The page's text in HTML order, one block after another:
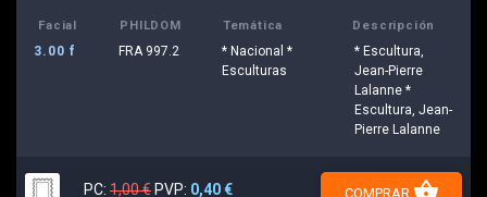
Facial PHILDOM Temática Descripción
3.00 f FRA 997.2
* Nacional *
Esculturas
* Escultura,
Jean-Pierre
Lalanne *
Escultura, Jean-
Pierre Lalanne
PC: 1,00 € PVP: 0,40 € COMPRAR shopping_basket